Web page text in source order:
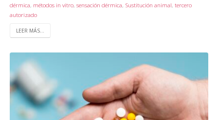
dérmica, métodos in vitro, sensación dérmica, Sustitución animal, tercero
autorizado
LEER MÁS...